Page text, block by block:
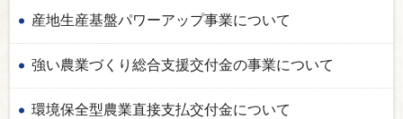
産地生産基盤パワーアップ事業について
強い農業づくり総合支援交付金の事業について
環境保全型農業直接支払交付金について